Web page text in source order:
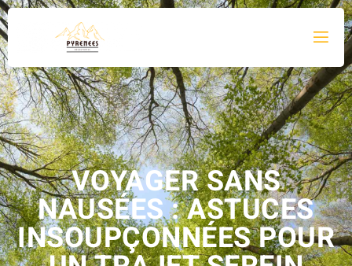
VOYAGER SANS
NAUSÉES : ASTUCES
INSOUPÇONNÉES POUR